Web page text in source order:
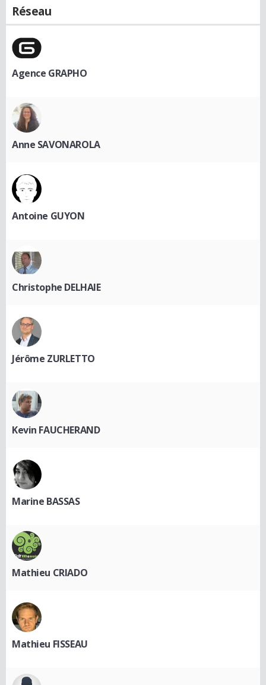
Réseau
Agence GRAPHO
Anne SAVONAROLA
Antoine GUYON
Christophe DELHAIE
Jérôme ZURLETTO
Kevin FAUCHERAND
Marine BASSAS
Mathieu CRIADO
Mathieu FISSEAU